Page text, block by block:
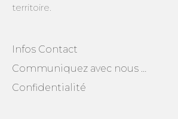
territoire.
Infos Contact
Communiquez avec nous …
Confidentialité